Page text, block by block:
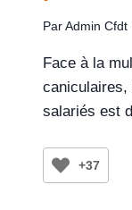
Par Admin Cfdt
Face à la
caniculaires,
salariés est
+37